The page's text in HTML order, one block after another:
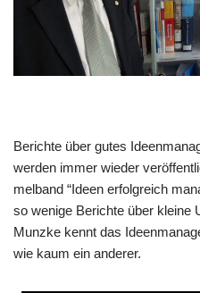
Berich­te über gutes
wer­den immer wie­der
mel­band “Ideen erfolg­reich
so weni­ge Berich­te über klei­ne
Munz­ke kennt das
wie kaum ein anderer.